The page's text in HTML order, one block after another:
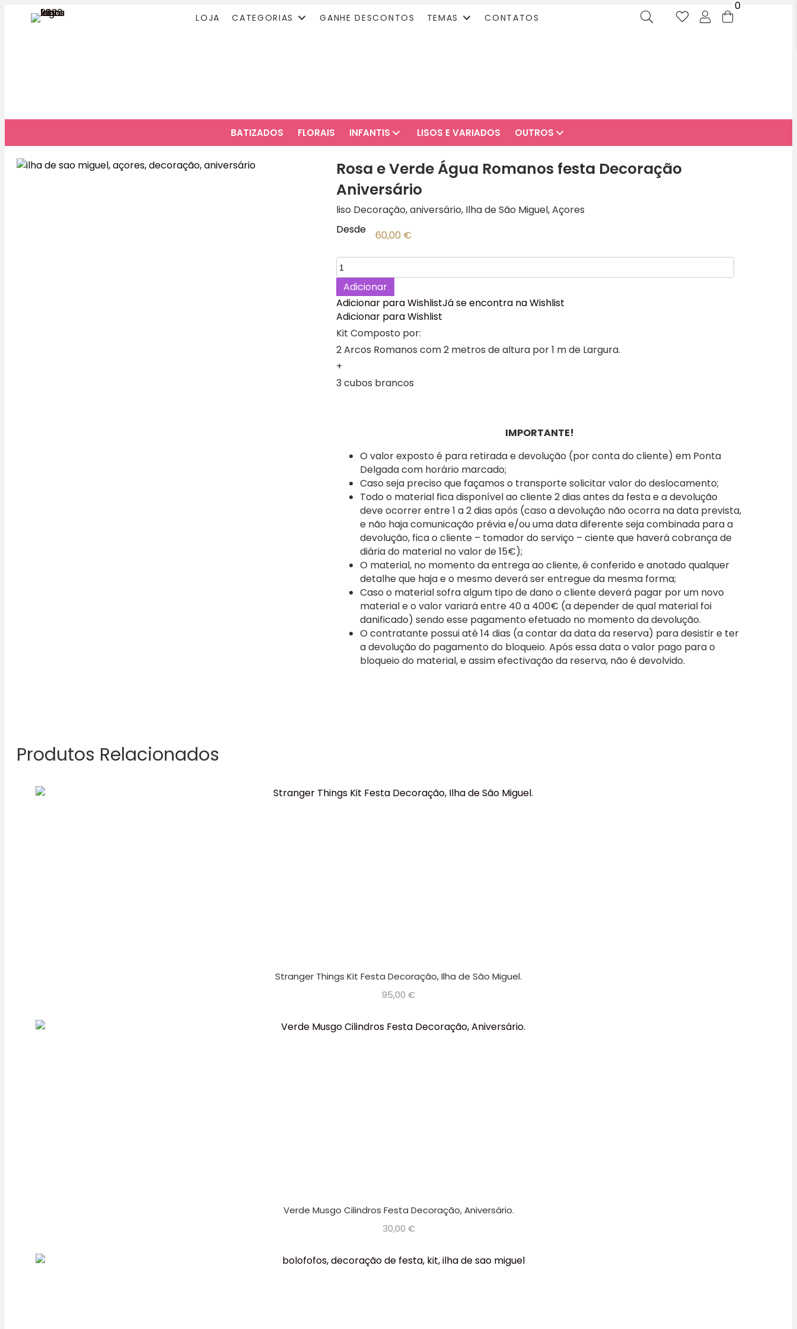
LOJA CATEGORIAS GANHE DESCONTOS TEMAS CONTATOS
0
BATIZADOS FLORAIS INFANTIS LISOS E VARIADOS OUTROS
Rosa e Verde Água Romanos festa Decoração
Aniversário
liso Decoração, aniversário, Ilha de São Miguel, Açores
Desde
60,00 €
Quantidade
de
Rosa
e
Verde
Água
Romanos
Decoração
Aniversário
Adicionar
Adicionar para WishlistJá se encontra na Wishlist
Adicionar para Wishlist
Kit Composto por:
2 Arcos Romanos com 2 metros de altura por 1 m de Largura.
+
3 cubos brancos
IMPORTANTE!
O valor exposto é para retirada e devolução (por conta do cliente) em Ponta
Delgada com horário marcado;
Caso seja preciso que façamos o transporte solicitar valor do deslocamento;
Todo o material fica disponível ao cliente 2 dias antes da festa e a devolução
deve ocorrer entre 1 a 2 dias após (caso a devolução não ocorra na data prevista,
e não haja comunicação prévia e/ou uma data diferente seja combinada para a
devolução, fica o cliente – tomador do serviço – ciente que haverá cobrança de
diária do material no valor de 15€);
O material, no momento da entrega ao cliente, é conferido e anotado qualquer
detalhe que haja e o mesmo deverá ser entregue da mesma forma;
Caso o material sofra algum tipo de dano o cliente deverá pagar por um novo
material e o valor variará entre 40 a 400€ (a depender de qual material foi
danificado) sendo esse pagamento efetuado no momento da devolução.
O contratante possui até 14 dias (a contar da data da reserva) para desistir e ter
a devolução do pagamento do bloqueio. Após essa data o valor pago para o
bloqueio do material, e assim efectivação da reserva, não é devolvido.
Produtos Relacionados
Stranger Things Kit Festa Decoração, Ilha de São Miguel.
95,00 €
Verde Musgo Cilindros Festa Decoração, Aniversário.
30,00 €